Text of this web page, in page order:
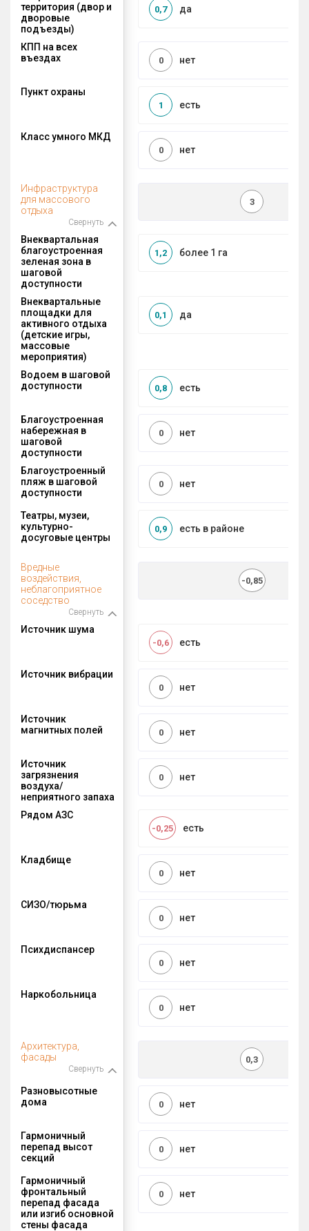
территория (двор и
дворовые
подъезды)
да
0,7
КПП на всех
въездах
нет
0
Пункт охраны
есть
1
Класс умного МКД
нет
0
Инфраструктура
для массового
отдыха
Свернуть
3
Внеквартальная
благоустроенная
зеленая зона в
шаговой
доступности
более 1 га
1,2
Внеквартальные
площадки для
активного отдыха
(детские игры,
массовые
мероприятия)
да
0,1
Водоем в шаговой
доступности
есть
0,8
Благоустроенная
набережная в
шаговой
доступности
нет
0
Благоустроенный
пляж в шаговой
доступности
нет
0
Театры, музеи,
культурно-
досуговые центры
есть в районе
0,9
Вредные
воздействия,
неблагоприятное
соседство
Свернуть
-0,85
Источник шума
есть
-0,6
Источник вибрации
нет
0
Источник
магнитных полей
нет
0
Источник
загрязнения
воздуха/
неприятного запаха
нет
0
Рядом АЗС
есть
-0,25
Кладбище
нет
0
СИЗО/тюрьма
нет
0
Психдиспансер
нет
0
Наркобольница
нет
0
Архитектура,
фасады
Свернуть
0,3
Разновысотные
дома
нет
0
Гармоничный
перепад высот
секций
нет
0
Гармоничный
фронтальный
перепад фасада
или изгиб основной
стены фасада
нет
0